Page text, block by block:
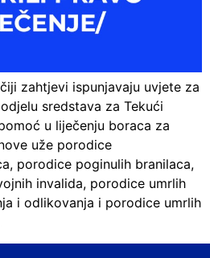
zahtjevi ispunjavaju uvjete za
sredstava za Tekući
u liječenju boraca za
uže porodice
porodice poginulih branilaca,
invalida, porodice umrlih
i odlikovanja i porodice umrlih